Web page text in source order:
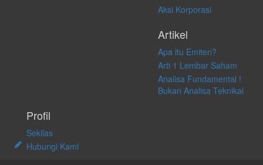
Aksi Korporasi
Artikel
Apa itu Emiten?
Arti 1 Lembar Saham
Analisa Fundamental !
Bukan Analisa Teknikal
Profil
Sekilas
Hubungi Kami